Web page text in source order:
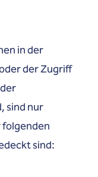
in der
der Zugriff
sind nur
folgenden
sind: